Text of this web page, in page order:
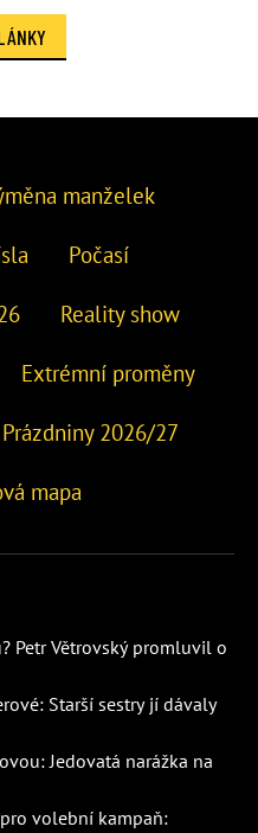
manželek
Počasí
Reality show
Extrémní proměny
Prázdniny 2026/27
mapa
Petr Větrovský promluvil o
Starší sestry jí dávaly
Jedovatá narážka na
volební kampaň: